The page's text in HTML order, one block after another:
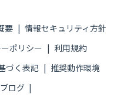
要
情報セキュリティ方針
ポリシー
利用規約
づく表記
推奨動作環境
ブログ